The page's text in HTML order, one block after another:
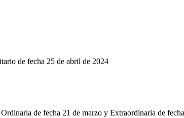
de fecha 25 de abril de 2024
de fecha 21 de marzo y Extraordinaria de